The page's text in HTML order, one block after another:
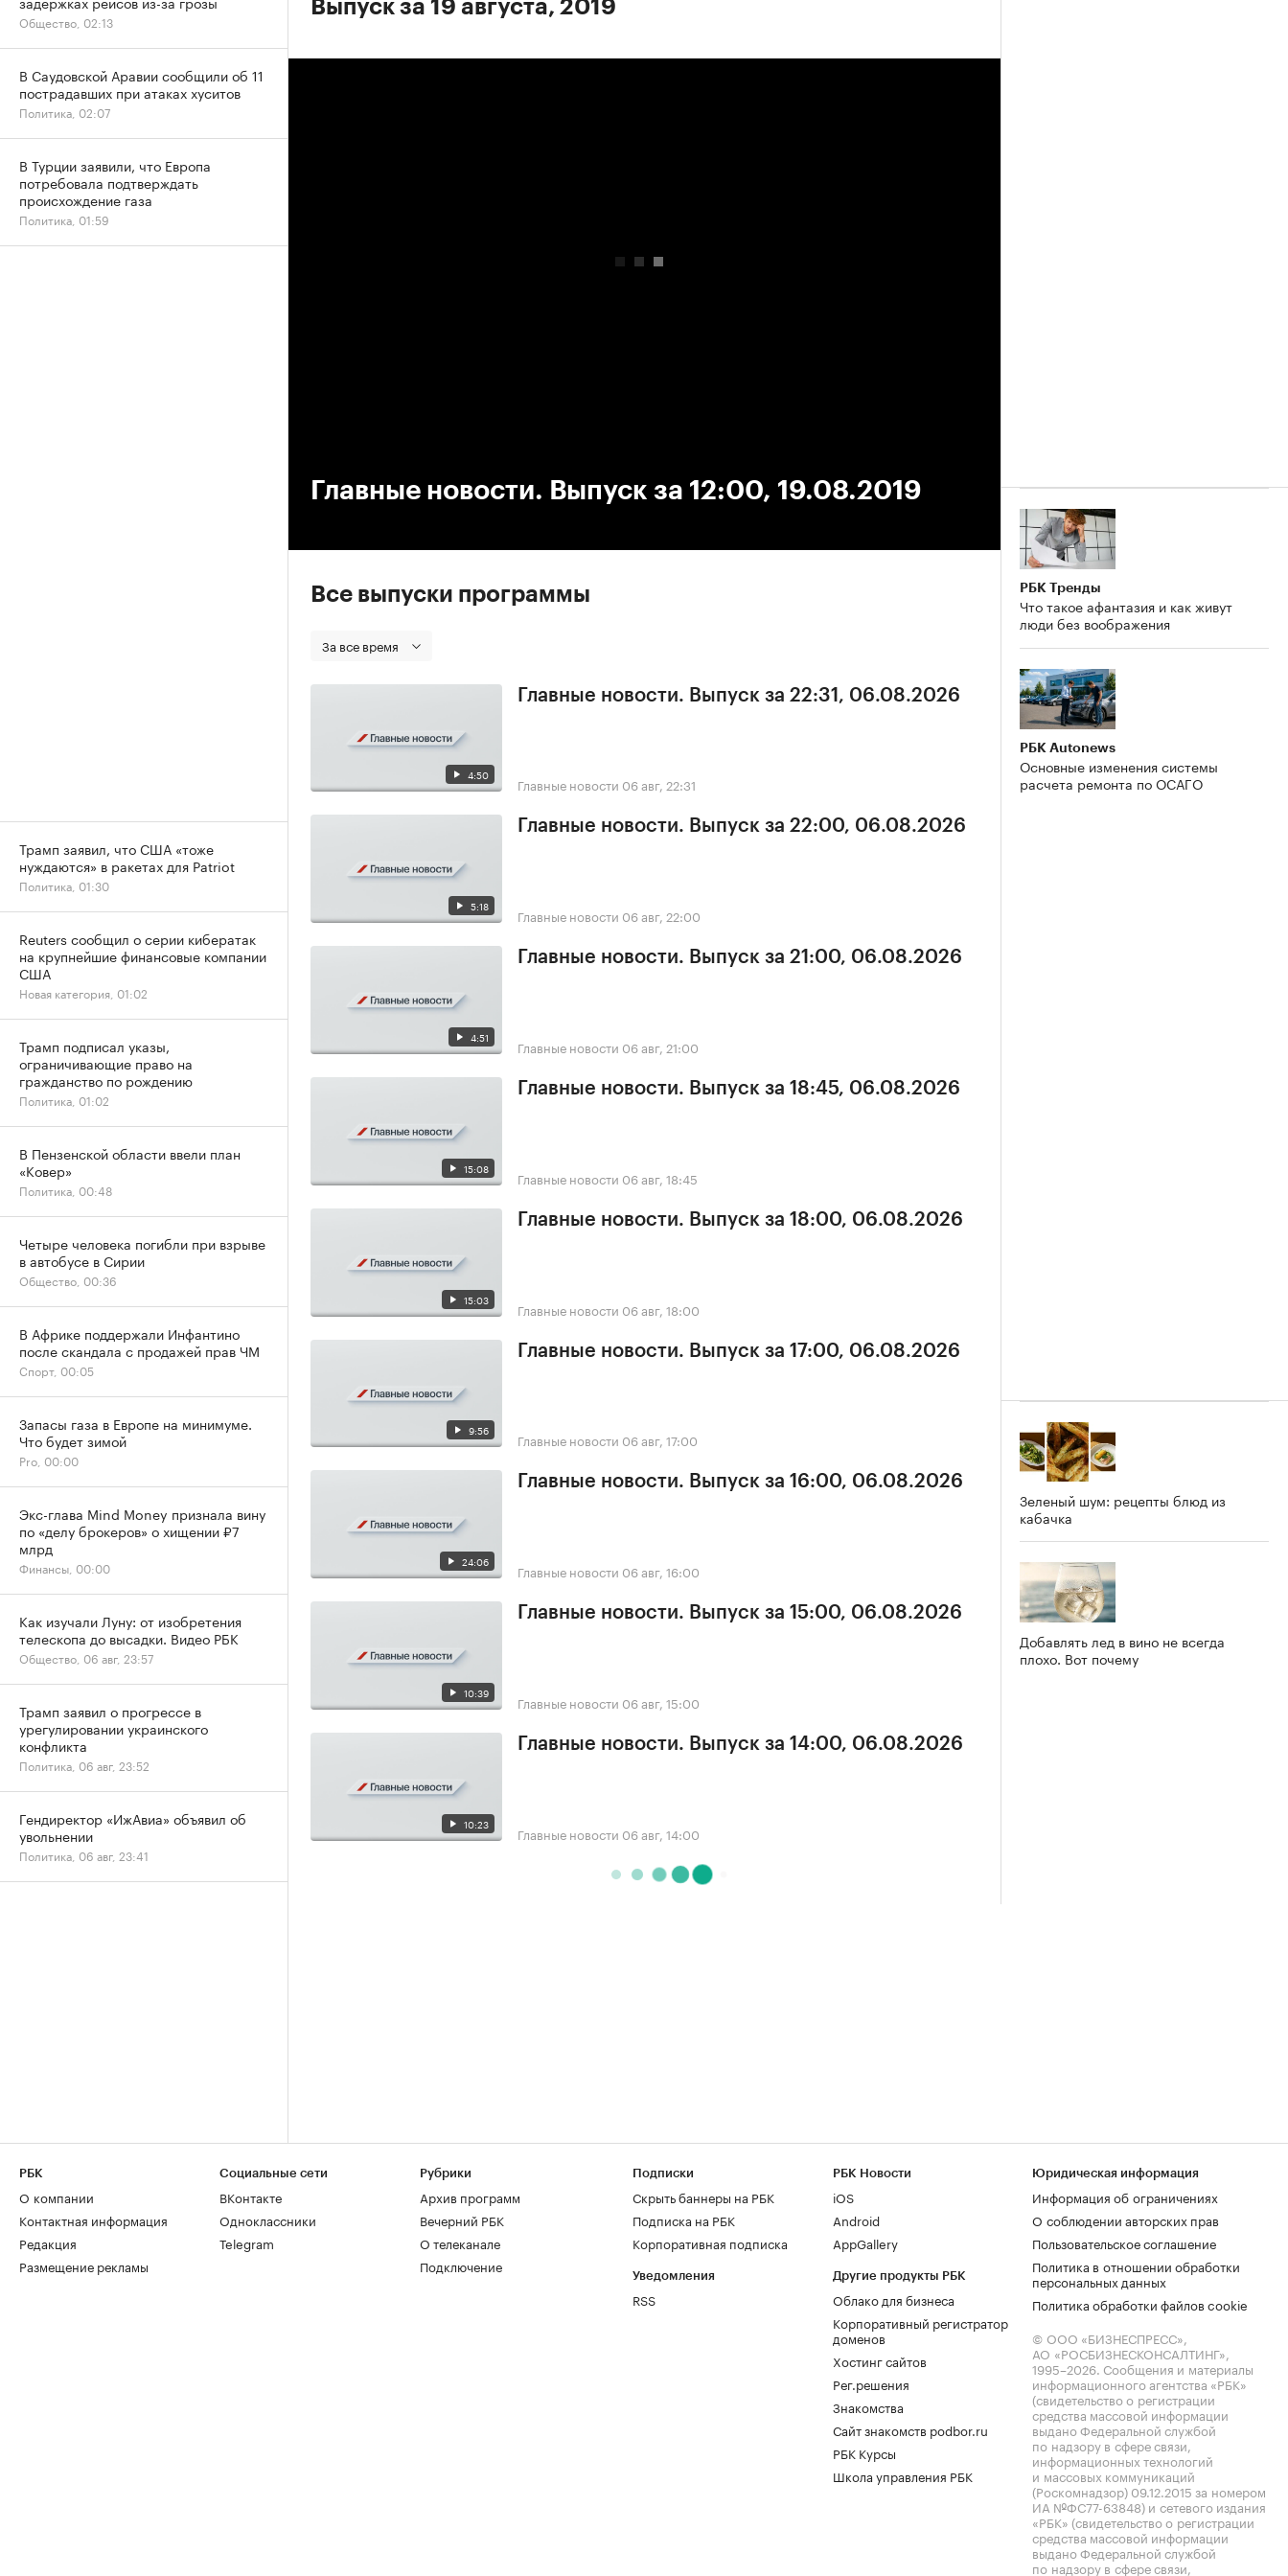
Выпуск за 19 августа, 2019
Главные новости. Выпуск за 12:00, 19.08.2019
Все выпуски программы
За все время
4:50
Главные новости. Выпуск за 22:31, 06.08.2026
Главные новости 06 авг, 22:31
5:18
Главные новости. Выпуск за 22:00, 06.08.2026
Главные новости 06 авг, 22:00
4:51
Главные новости. Выпуск за 21:00, 06.08.2026
Главные новости 06 авг, 21:00
15:08
Главные новости. Выпуск за 18:45, 06.08.2026
Главные новости 06 авг, 18:45
15:03
Главные новости. Выпуск за 18:00, 06.08.2026
Главные новости 06 авг, 18:00
9:56
Главные новости. Выпуск за 17:00, 06.08.2026
Главные новости 06 авг, 17:00
24:06
Главные новости. Выпуск за 16:00, 06.08.2026
Главные новости 06 авг, 16:00
10:39
Главные новости. Выпуск за 15:00, 06.08.2026
Главные новости 06 авг, 15:00
10:23
Главные новости. Выпуск за 14:00, 06.08.2026
Главные новости 06 авг, 14:00
РБК Тренды
Что такое афантазия и как живут
люди без воображения
РБК Autonews
Основные изменения системы
расчета ремонта по ОСАГО
Зеленый шум: рецепты блюд из
кабачка
Добавлять лед в вино не всегда
плохо. Вот почему
Общество, 02:13
В Саудовской Аравии сообщили об 11
пострадавших при атаках хуситов
Политика, 02:07
В Турции заявили, что Европа
потребовала подтверждать
происхождение газа
Политика, 01:59
Трамп заявил, что США «тоже
нуждаются» в ракетах для Patriot
Политика, 01:30
Reuters сообщил о серии кибератак
на крупнейшие финансовые компании
США
Новая категория, 01:02
Трамп подписал указы,
ограничивающие право на
гражданство по рождению
Политика, 01:02
В Пензенской области ввели план
«Ковер»
Политика, 00:48
Четыре человека погибли при взрыве
в автобусе в Сирии
Общество, 00:36
В Африке поддержали Инфантино
после скандала с продажей прав ЧМ
Спорт, 00:05
Запасы газа в Европе на минимуме.
Что будет зимой
Pro, 00:00
Экс-глава Mind Money признала вину
по «делу брокеров» о хищении ₽7
млрд
Финансы, 00:00
Как изучали Луну: от изобретения
телескопа до высадки. Видео РБК
Общество, 06 авг, 23:57
Трамп заявил о прогрессе в
урегулировании украинского
конфликта
Политика, 06 авг, 23:52
Гендиректор «ИжАвиа» объявил об
увольнении
Политика, 06 авг, 23:41
РБК
О компании
Контактная информация
Редакция
Размещение рекламы
Социальные сети
ВКонтакте
Одноклассники
Telegram
Рубрики
Архив программ
Вечерний РБК
О телеканале
Подключение
Подписки
Скрыть баннеры на РБК
Подписка на РБК
Корпоративная подписка
Уведомления
RSS
РБК Новости
iOS
Android
AppGallery
Другие продукты РБК
Облако для бизнеса
Корпоративный регистратор
доменов
Хостинг сайтов
Рег.решения
Знакомства
Сайт знакомств podbor.ru
РБК Курсы
Школа управления РБК
Юридическая информация
Информация об ограничениях
О соблюдении авторских прав
Пользовательское соглашение
Политика в отношении обработки
персональных данных
Политика обработки файлов cookie
© ООО «БИЗНЕСПРЕСС»,
АО «РОСБИЗНЕСКОНСАЛТИНГ»,
1995–2026. Сообщения и материалы
информационного агентства «РБК»
(свидетельство о регистрации
средства массовой информации
выдано Федеральной службой
по надзору в сфере связи,
информационных технологий
и массовых коммуникаций
(Роскомнадзор) 09.12.2015 за номером
ИА №ФС77-63848) и сетевого издания
«РБК» (свидетельство о регистрации
средства массовой информации
выдано Федеральной службой
по надзору в сфере связи,